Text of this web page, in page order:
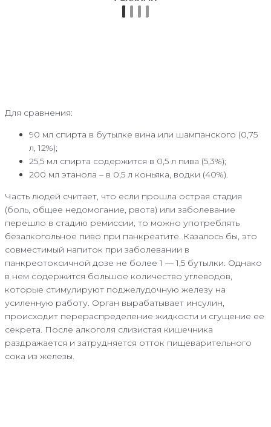
Для сравнения:
90 мл спирта в бутылке вина или шампанского (0,75
л, 12%);
25,5 мл спирта содержится в 0,5 л пива (5,3%);
200 мл этанола – в 0,5 л коньяка, водки (40%).
Часть людей считает, что если прошла острая стадия
(боль, общее недомогание, рвота) или заболевание
перешло в стадию ремиссии, то можно употреблять
безалкогольное пиво при панкреатите. Казалось бы, это
совместимый напиток при заболевании в
панкреотоксичной дозе не более 1 — 1,5 бутылки. Однако
в нем содержится большое количество углеводов,
которые стимулируют поджелудочную железу на
усиленную работу. Орган вырабатывает инсулин,
происходит перераспределение жидкости и сгущение ее
секрета. После алкоголя слизистая кишечника
раздражается и затрудняется отток пищеварительного
сока из железы.